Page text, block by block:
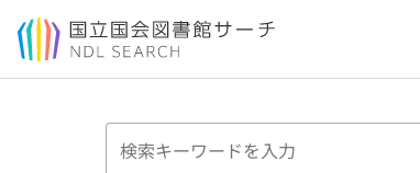
本文へ移動